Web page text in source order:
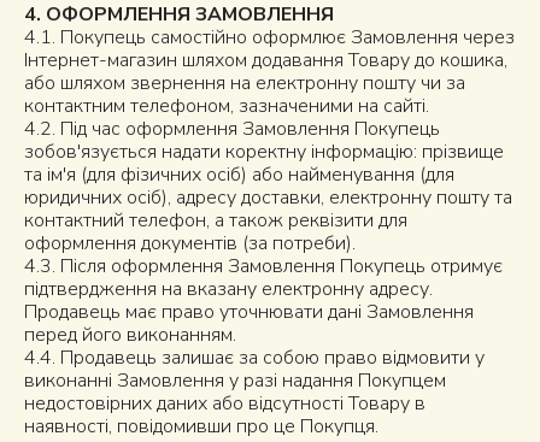
4. ОФОРМЛЕННЯ ЗАМОВЛЕННЯ
4.1. Покупець самостійно оформлює Замовлення через
Інтернет-магазин шляхом додавання Товару до кошика,
або шляхом звернення на електронну пошту чи за
контактним телефоном, зазначеними на сайті.
4.2. Під час оформлення Замовлення Покупець
зобов'язується надати коректну інформацію: прізвище
та ім'я (для фізичних осіб) або найменування (для
юридичних осіб), адресу доставки, електронну пошту та
контактний телефон, а також реквізити для
оформлення документів (за потреби).
4.3. Після оформлення Замовлення Покупець отримує
підтвердження на вказану електронну адресу.
Продавець має право уточнювати дані Замовлення
перед його виконанням.
4.4. Продавець залишає за собою право відмовити у
виконанні Замовлення у разі надання Покупцем
недостовірних даних або відсутності Товару в
наявності, повідомивши про це Покупця.